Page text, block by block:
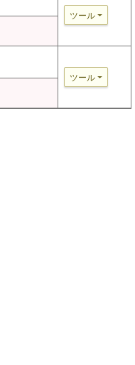
ツール
ツール